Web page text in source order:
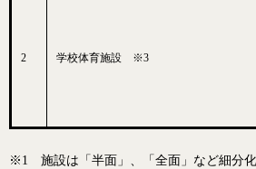
2 学校体育施設 ※3
※1 施設は「半面」、「全面」など細分